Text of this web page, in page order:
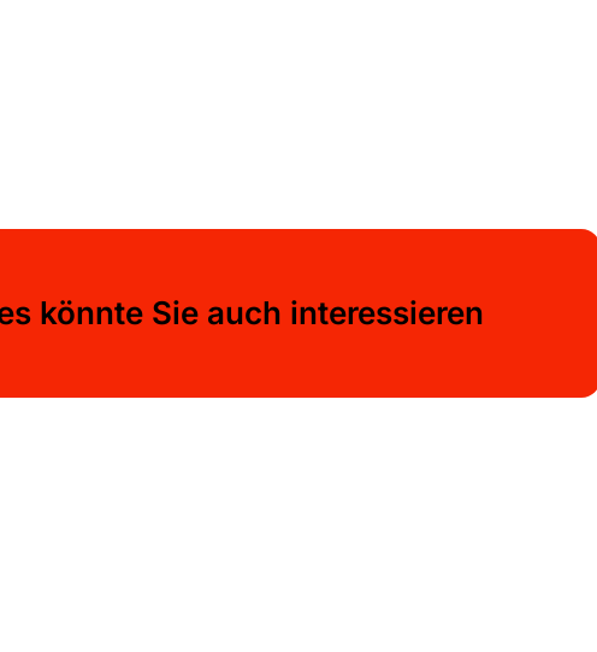
könnte Sie auch interessieren